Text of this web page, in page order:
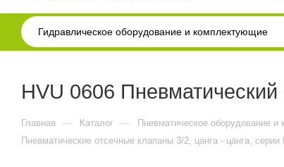
Гидравлическое оборудование и комплектующие
HVU 0606
Главная — Каталог — Пневматическое оборудование
Пневматические отсечные клапаны 3/2, цанга - цанга, серии